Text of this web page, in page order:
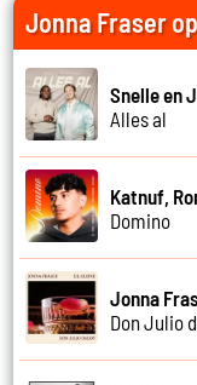
Jonna Fraser
Snelle en
Alles al
Katnuf,
Domino
Jonna
Don Julio